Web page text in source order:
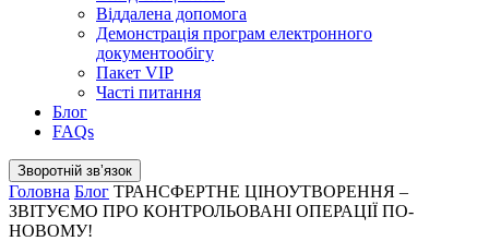
Віддалена допомога
Демонстрація програм електронного
документообігу
Пакет VIP
Часті питання
Блог
FAQs
Зворотній звʼязок
Головна Блог ТРАНСФЕРТНЕ ЦІНОУТВОРЕННЯ –
ЗВІТУЄМО ПРО КОНТРОЛЬОВАНІ ОПЕРАЦІЇ ПО-
НОВОМУ!